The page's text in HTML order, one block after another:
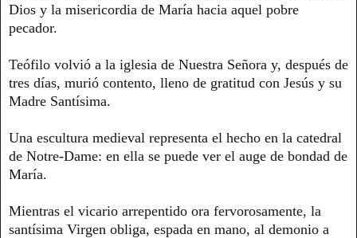
Dios y la misericordia de María hacia aquel pobre
pecador.
Teófilo volvió a la iglesia de Nuestra Señora y, después de
tres días, murió contento, lleno de gratitud con Jesús y su
Madre Santísima.
Una escultura medieval representa el hecho en la catedral
de Notre-Dame: en ella se puede ver el auge de bondad de
María.
Mientras el vicario arrepentido ora fervorosamente, la
santísima Virgen obliga, espada en mano, al demonio a